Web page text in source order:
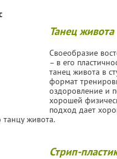
Танец живота
Своеобразие
– в его
танец живота в
формат
оздоровление и
хорошей
подход дает
танцу живота.
Стрип-